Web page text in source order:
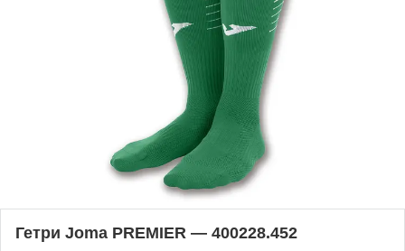
Гетри Joma PREMIER — 400228.452